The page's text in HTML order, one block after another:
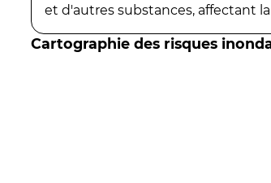
et d'autres substances, affectant
Cartographie des risques